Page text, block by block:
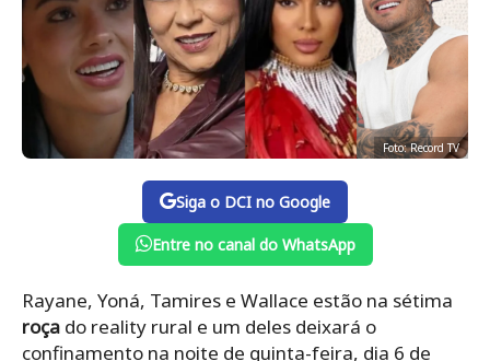
Foto: Record TV
Siga o DCI no Google
Entre no canal do WhatsApp
Rayane, Yoná, Tamires e Wallace estão na sétima
roça do reality rural e um deles deixará o
confinamento na noite de quinta-feira, dia 6 de